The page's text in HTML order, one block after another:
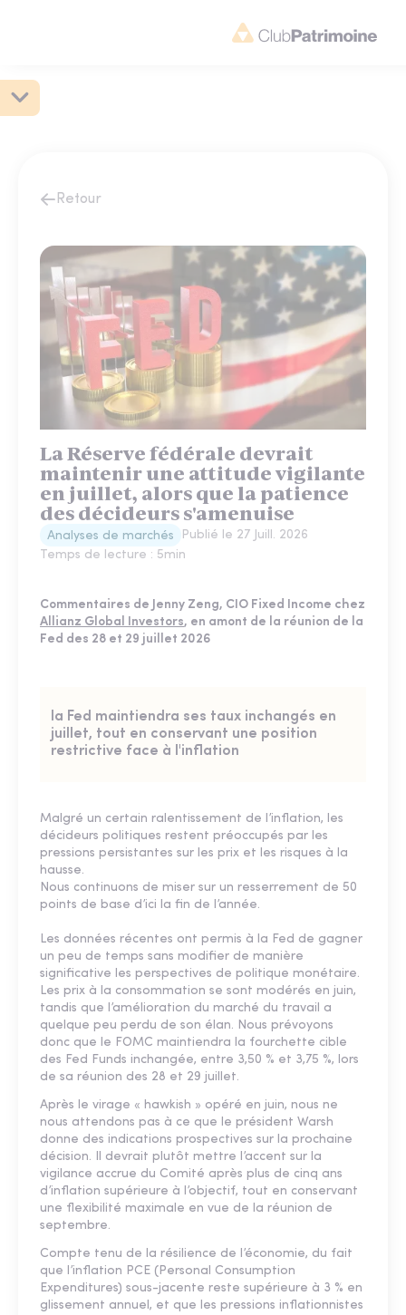
Retour
La Réserve fédérale devrait
maintenir une attitude vigilante
en juillet, alors que la patience
des décideurs s'amenuise
Analyses de marchés Publié le 27 Juill. 2026
Temps de lecture : 5min
Commentaires de Jenny Zeng, CIO Fixed Income chez
Allianz Global Investors, en amont de la réunion de la
Fed des 28 et 29 juillet 2026
la Fed maintiendra ses taux inchangés en
juillet, tout en conservant une position
restrictive face à l'inflation
Malgré un certain ralentissement de l’inflation, les
décideurs politiques restent préoccupés par les
pressions persistantes sur les prix et les risques à la
hausse.
Nous continuons de miser sur un resserrement de 50
points de base d’ici la fin de l’année.
Les données récentes ont permis à la Fed de gagner
un peu de temps sans modifier de manière
significative les perspectives de politique monétaire.
Les prix à la consommation se sont modérés en juin,
tandis que l’amélioration du marché du travail a
quelque peu perdu de son élan. Nous prévoyons
donc que le FOMC maintiendra la fourchette cible
des Fed Funds inchangée, entre 3,50 % et 3,75 %, lors
de sa réunion des 28 et 29 juillet.
Après le virage « hawkish » opéré en juin, nous ne
nous attendons pas à ce que le président Warsh
donne des indications prospectives sur la prochaine
décision. Il devrait plutôt mettre l’accent sur la
vigilance accrue du Comité après plus de cinq ans
d’inflation supérieure à l’objectif, tout en conservant
une flexibilité maximale en vue de la réunion de
septembre.
Compte tenu de la résilience de l’économie, du fait
que l’inflation PCE (Personal Consumption
Expenditures) sous-jacente reste supérieure à 3 % en
glissement annuel, et que les pressions inflationnistes